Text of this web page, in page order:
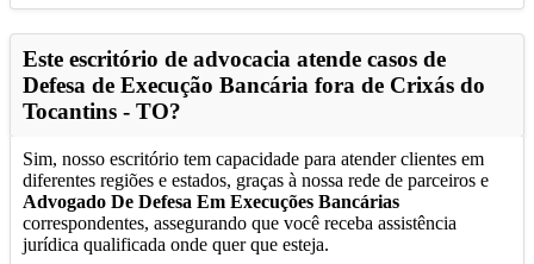
Este escritório de advocacia atende casos de
Defesa de Execução Bancária fora de Crixás do
Tocantins - TO?
Sim, nosso escritório tem capacidade para atender clientes em
diferentes regiões e estados, graças à nossa rede de parceiros e
Advogado De Defesa Em Execuções Bancárias
correspondentes, assegurando que você receba assistência
jurídica qualificada onde quer que esteja.